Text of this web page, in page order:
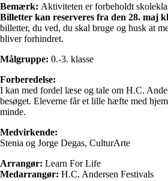
Bemærk: Aktiviteten er forbeholdt
Billetter kan reserveres fra den 28. maj
billetter, du ved, du skal bruge og husk at
bliver forhindret.
Målgruppe: 0.-3. klasse
Forberedelse:
I kan med fordel læse og tale om H.C.
besøget. Eleverne får et lille hæfte med
minde.
Medvirkende:
Stenia og Jorge Degas, CulturArte
Arrangør: Learn For Life
Medarrangør: H.C. Andersen Festivals